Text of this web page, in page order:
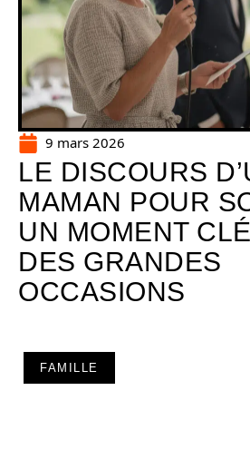
9 mars 2026
LE DISCOURS
MAMAN POUR
UN MOMENT
DES GRANDES
OCCASIONS
FAMILLE